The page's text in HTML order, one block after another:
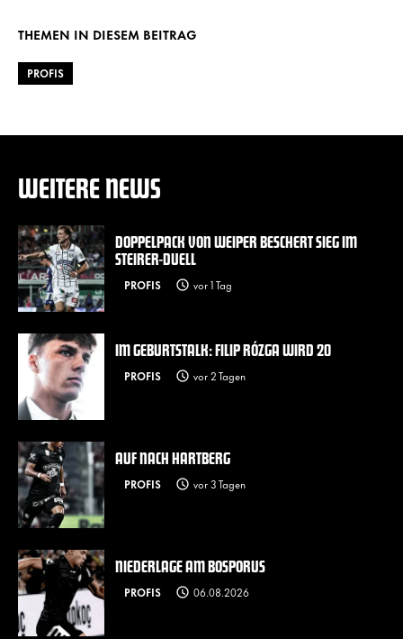
THEMEN IN DIESEM BEITRAG
PROFIS
WEITERE NEWS
DOPPELPACK VON WEIPER BESCHERT SIEG IM
STEIRER-DUELL
PROFIS vor 1 Tag
IM GEBURTSTALK: FILIP RÓZGA WIRD 20
PROFIS vor 2 Tagen
AUF NACH HARTBERG
PROFIS vor 3 Tagen
NIEDERLAGE AM BOSPORUS
PROFIS 06.08.2026